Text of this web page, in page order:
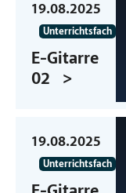
19.08.2025
Unterrichtsfach
E-Gitarre
02
19.08.2025
Unterrichtsfach